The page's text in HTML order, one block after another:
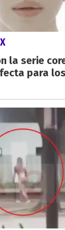
la serie
para